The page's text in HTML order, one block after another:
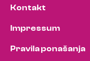
Kontakt
Impressum
Pravila ponašanja